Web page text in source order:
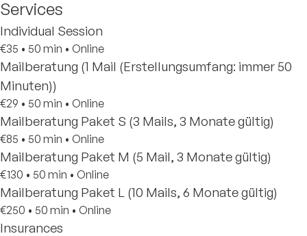
Services
Individual Session
€35 • 50 min • Online
Mailberatung (1 Mail (Erstellungsumfang: immer 50
Minuten))
€29 • 50 min • Online
Mailberatung Paket S (3 Mails, 3 Monate gültig)
€85 • 50 min • Online
Mailberatung Paket M (5 Mail, 3 Monate gültig)
€130 • 50 min • Online
Mailberatung Paket L (10 Mails, 6 Monate gültig)
€250 • 50 min • Online
Insurances